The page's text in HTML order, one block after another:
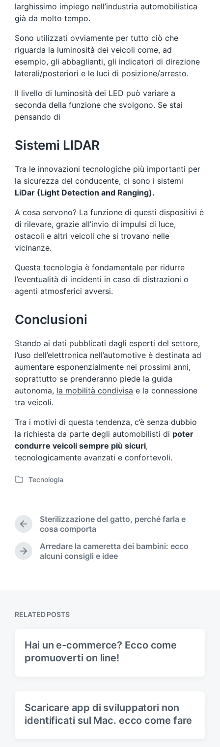
larghissimo impiego nell’industria automobilistica
già da molto tempo.
Sono utilizzati ovviamente per tutto ciò che
riguarda la luminosità dei veicoli come, ad
esempio, gli abbaglianti, gli indicatori di direzione
laterali/posteriori e le luci di posizione/arresto.
Il livello di luminosità dei LED può variare a
seconda della funzione che svolgono. Se stai
pensando di
Sistemi LIDAR
Tra le innovazioni tecnologiche più importanti per
la sicurezza del conducente, ci sono i sistemi
LiDar (Light Detection and Ranging).
A cosa servono? La funzione di questi dispositivi è
di rilevare, grazie all’invio di impulsi di luce,
ostacoli e altri veicoli che si trovano nelle
vicinanze.
Questa tecnologia è fondamentale per ridurre
l’eventualità di incidenti in caso di distrazioni o
agenti atmosferici avversi.
Conclusioni
Stando ai dati pubblicati dagli esperti del settore,
l’uso dell’elettronica nell’automotive è destinata ad
aumentare esponenzialmente nei prossimi anni,
soprattutto se prenderanno piede la guida
autonoma, la mobilità condivisa e la connessione
tra veicoli.
Tra i motivi di questa tendenza, c’è senza dubbio
la richiesta da parte degli automobilisti di poter
condurre veicoli sempre più sicuri,
tecnologicamente avanzati e confortevoli.
P
e
n
Tecnologia
P
e
v
o
:
Sterilizzazione del gatto, perché farla e
cosa comporta
N
s
Arredare la cameretta dei bambini: ecco
alcuni consigli e idee
RELATED POSTS
Hai un e-commerce? Ecco come
promuoverti on line!
Scaricare app di sviluppatori non
identificati sul Mac. ecco come fare